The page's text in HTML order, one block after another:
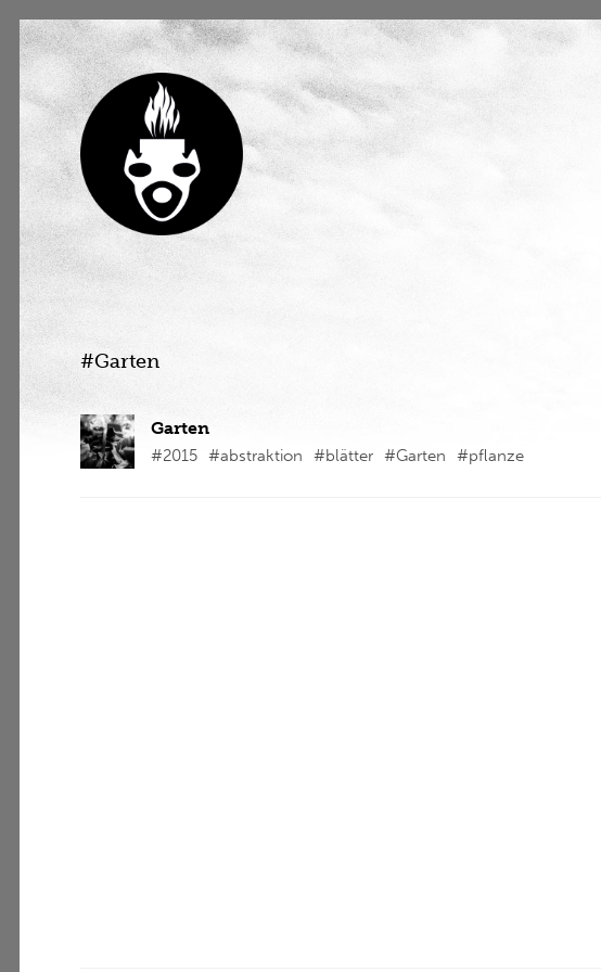
#Garten
Garten
#2015 #abstraktion #blätter #Garten #pflanze